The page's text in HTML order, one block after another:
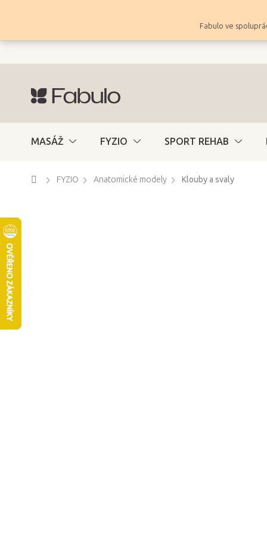
Fabulo ve
MASÁŽ FYZIO SPORT REHAB
DomůFYZIO Anatomické modely Klouby a svaly